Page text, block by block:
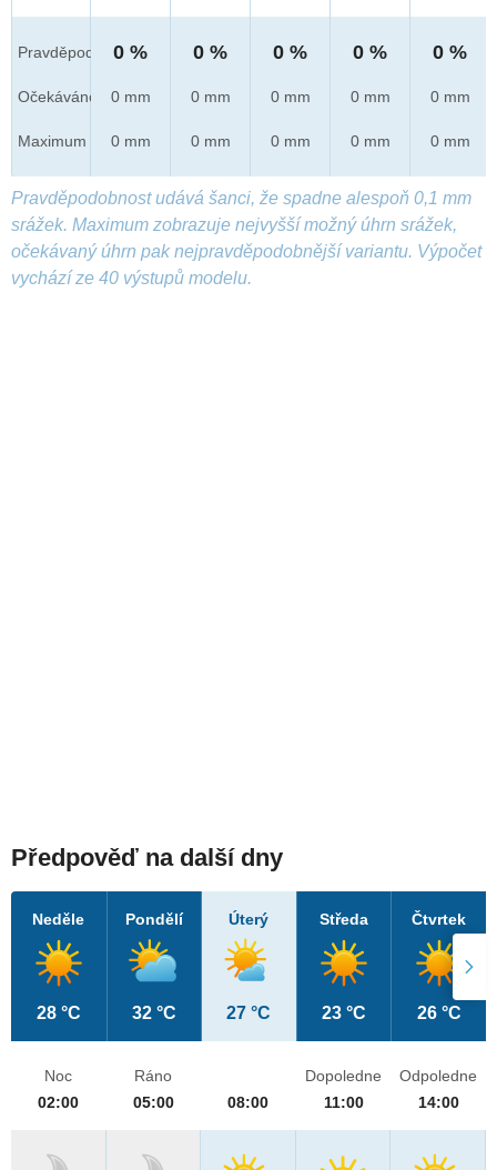
Pravděpod.
Očekáváno
Maximum
0 %
0 mm
0 mm
0 %
0 mm
0 mm
0 %
0 mm
0 mm
0 %
0 mm
0 mm
0 %
0 mm
0 mm
Pravděpodobnost udává šanci, že spadne alespoň 0,1 mm
srážek. Maximum zobrazuje nejvyšší možný úhrn srážek,
očekávaný úhrn pak nejpravděpodobnější variantu. Výpočet
vychází ze 40 výstupů modelu.
Předpověď na další dny
Neděle
28 °C
Pondělí
32 °C
Úterý
27 °C
Středa
23 °C
Čtvrtek
26 °C
Noc
02:00
Ráno
05:00
08:00
Dopoledne
11:00
Odpoledne
14:00